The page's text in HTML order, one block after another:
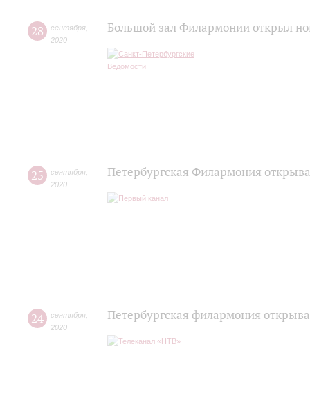
28 сентября
2020
Большой зал Филармонии открыл
25 сентября
2020
Петербургская Филармония
24 сентября
2020
Петербургская филармония